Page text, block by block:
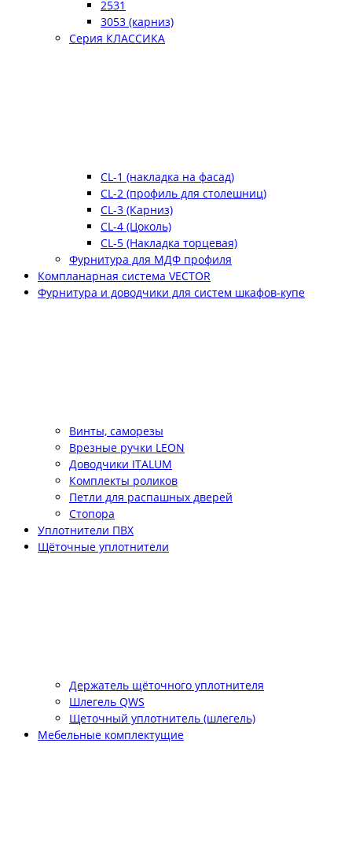
2531
3053 (карниз)
Серия КЛАССИКА
CL-1 (накладка на фасад)
CL-2 (профиль для столешниц)
CL-3 (Карниз)
CL-4 (Цоколь)
CL-5 (Накладка торцевая)
Фурнитура для МДФ профиля
Компланарная система VECTOR
Фурнитура и доводчики для систем шкафов-купе
Винты, саморезы
Врезные ручки LEON
Доводчики ITALUM
Комплекты роликов
Петли для распашных дверей
Стопора
Уплотнители ПВХ
Щёточные уплотнители
Держатель щёточного уплотнителя
Шлегель QWS
Щеточный уплотнитель (шлегель)
Мебельные комплектущие